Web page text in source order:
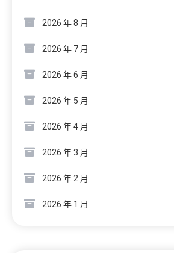
2026 年 8 月
2026 年 7 月
2026 年 6 月
2026 年 5 月
2026 年 4 月
2026 年 3 月
2026 年 2 月
2026 年 1 月